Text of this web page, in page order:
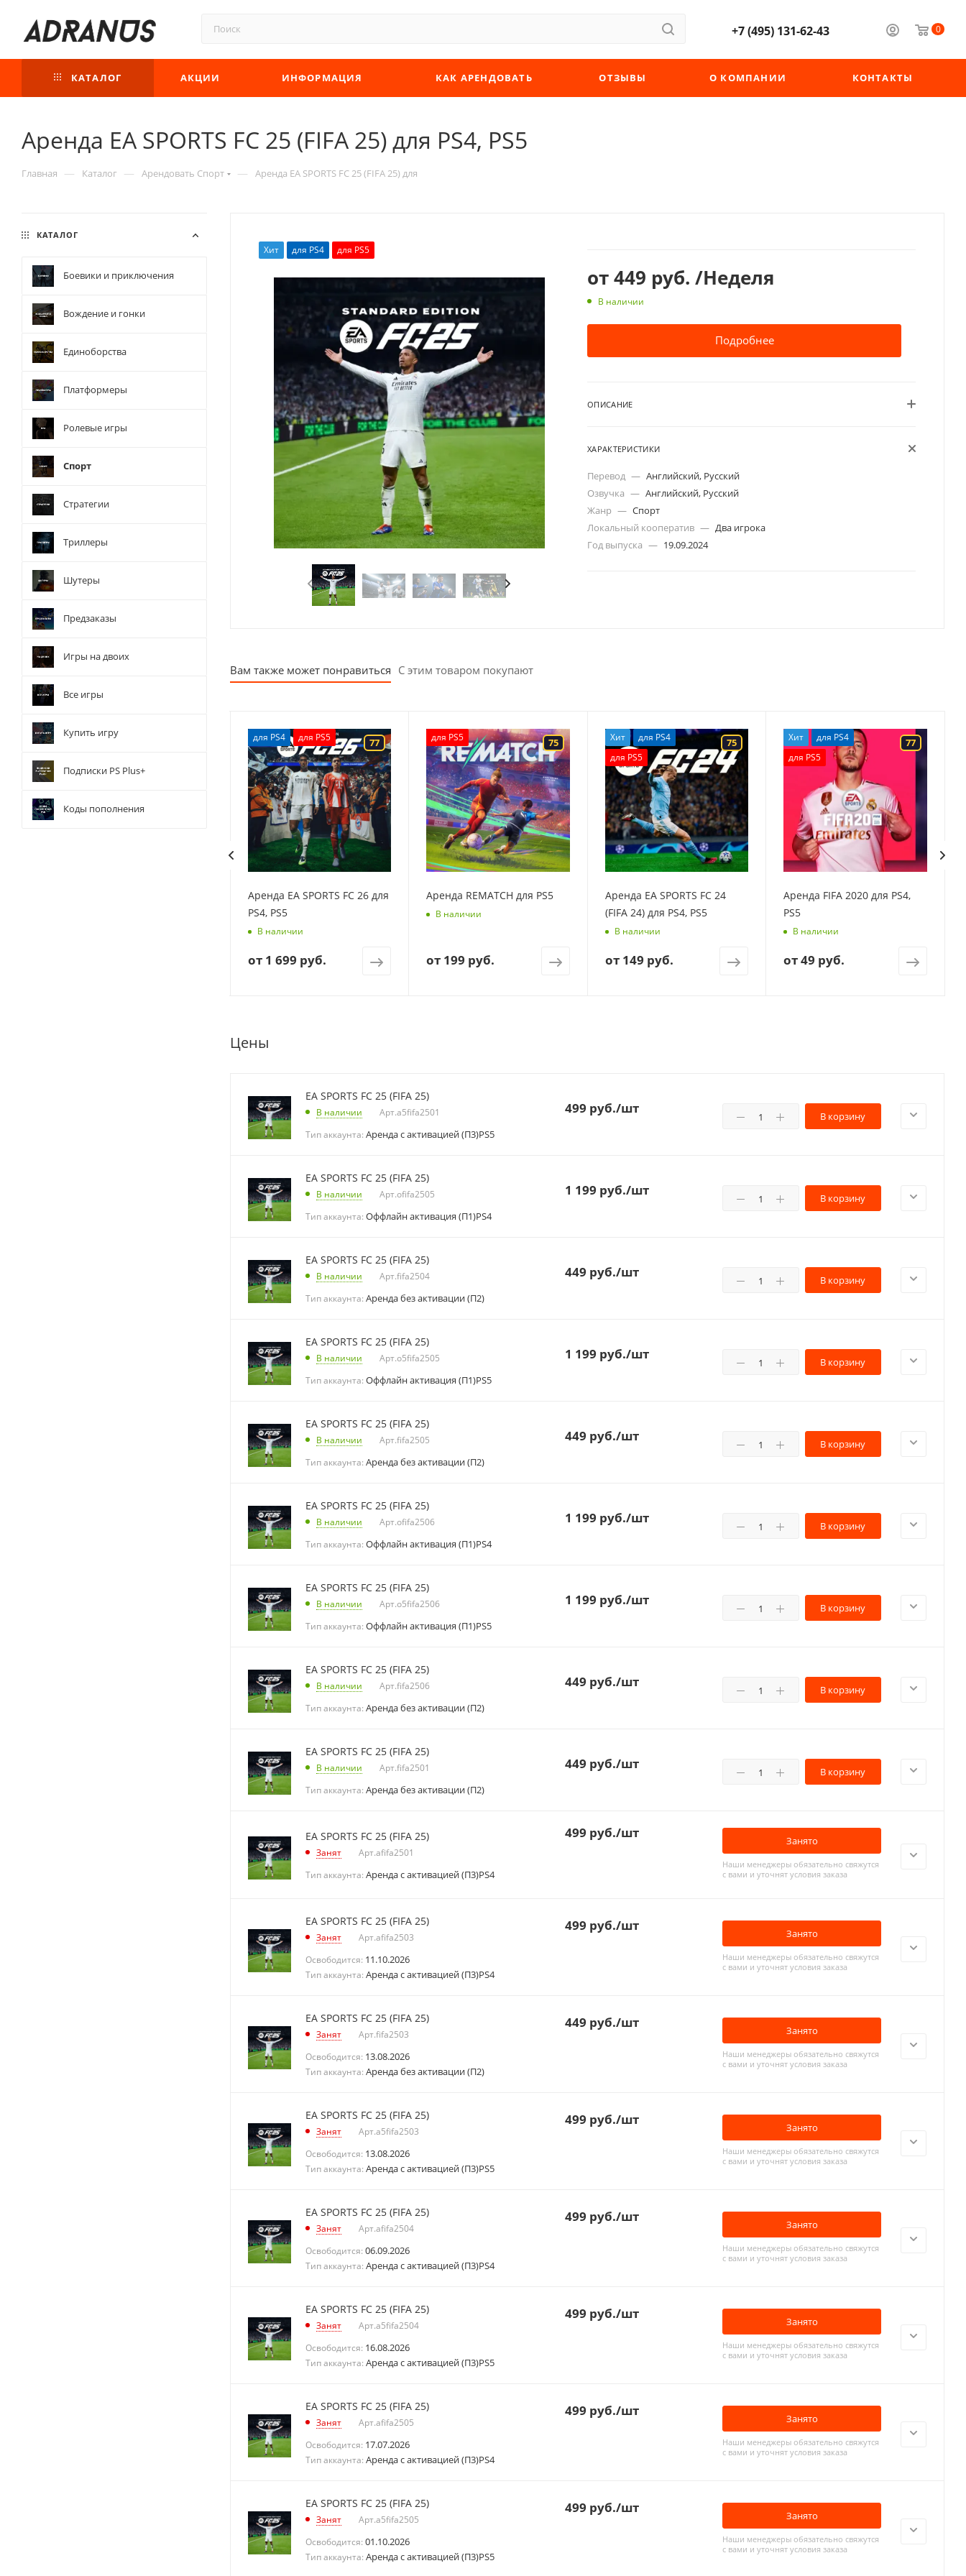
0
+7 (495) 131-62-43
КАТАЛОГ АКЦИИ ИНФОРМАЦИЯ КАК АРЕНДОВАТЬ ОТЗЫВЫ О КОМПАНИИ КОНТАКТЫ
Аренда EA SPORTS FC 25 (FIFA 25) для PS4, PS5
Главная — Каталог — Арендовать Спорт — Аренда EA SPORTS FC 25 (FIFA 25) для
Хит для PS4 для PS5
от449 руб. /Неделя
В наличии
Подробнее
ОПИСАНИЕ
ХАРАКТЕРИСТИКИ
Перевод — Английский, Русский
Озвучка — Английский, Русский
Жанр — Спорт
Локальный кооператив — Два игрока
Год выпуска — 19.09.2024
Вам также может понравиться С этим товаром покупают
Хит
для PS4
для PS4 для PS5 77
Аренда EA SPORTS FC 26 для
PS4, PS5
В наличии
от 1 699 руб.
для PS5 75
Аренда REMATCH для PS5
В наличии
от 199 руб.
Хит
для PS4
для PS5
75
Аренда EA SPORTS FC 24
(FIFA 24) для PS4, PS5
В наличии
от 149 руб.
Хит
для PS4
для PS5
77
Аренда FIFA 2020 для PS4,
PS5
В наличии
от49 руб.
Цены
EA SPORTS FC 25 (FIFA 25)
В наличии Арт.a5fifa2501
Тип аккаунта: Аренда с активацией (П3)PS5
499 руб./шт В корзину
EA SPORTS FC 25 (FIFA 25)
В наличии Арт.ofifa2505
Тип аккаунта: Оффлайн активация (П1)PS4
1 199 руб./шт В корзину
EA SPORTS FC 25 (FIFA 25)
В наличии Арт.fifa2504
Тип аккаунта: Аренда без активации (П2)
449 руб./шт В корзину
EA SPORTS FC 25 (FIFA 25)
В наличии Арт.o5fifa2505
Тип аккаунта: Оффлайн активация (П1)PS5
1 199 руб./шт В корзину
EA SPORTS FC 25 (FIFA 25)
В наличии Арт.fifa2505
Тип аккаунта: Аренда без активации (П2)
449 руб./шт В корзину
EA SPORTS FC 25 (FIFA 25)
В наличии Арт.ofifa2506
Тип аккаунта: Оффлайн активация (П1)PS4
1 199 руб./шт В корзину
EA SPORTS FC 25 (FIFA 25)
В наличии Арт.o5fifa2506
Тип аккаунта: Оффлайн активация (П1)PS5
1 199 руб./шт В корзину
EA SPORTS FC 25 (FIFA 25)
В наличии Арт.fifa2506
Тип аккаунта: Аренда без активации (П2)
449 руб./шт В корзину
EA SPORTS FC 25 (FIFA 25)
В наличии Арт.fifa2501
Тип аккаунта: Аренда без активации (П2)
449 руб./шт В корзину
EA SPORTS FC 25 (FIFA 25)
Занят Арт.afifa2501
Тип аккаунта: Аренда с активацией (П3)PS4
499 руб./шт Занято
Наши менеджеры обязательно свяжутся
с вами и уточнят условия заказа
EA SPORTS FC 25 (FIFA 25)
Занят Арт.afifa2503
Освободится: 11.10.2026
Тип аккаунта: Аренда с активацией (П3)PS4
499 руб./шт Занято
Наши менеджеры обязательно свяжутся
с вами и уточнят условия заказа
EA SPORTS FC 25 (FIFA 25)
Занят Арт.fifa2503
Освободится: 13.08.2026
Тип аккаунта: Аренда без активации (П2)
449 руб./шт Занято
Наши менеджеры обязательно свяжутся
с вами и уточнят условия заказа
EA SPORTS FC 25 (FIFA 25)
Занят Арт.a5fifa2503
Освободится: 13.08.2026
Тип аккаунта: Аренда с активацией (П3)PS5
499 руб./шт Занято
Наши менеджеры обязательно свяжутся
с вами и уточнят условия заказа
EA SPORTS FC 25 (FIFA 25)
Занят Арт.afifa2504
Освободится: 06.09.2026
Тип аккаунта: Аренда с активацией (П3)PS4
499 руб./шт Занято
Наши менеджеры обязательно свяжутся
с вами и уточнят условия заказа
EA SPORTS FC 25 (FIFA 25)
Занят Арт.a5fifa2504
Освободится: 16.08.2026
Тип аккаунта: Аренда с активацией (П3)PS5
499 руб./шт Занято
Наши менеджеры обязательно свяжутся
с вами и уточнят условия заказа
EA SPORTS FC 25 (FIFA 25)
Занят Арт.afifa2505
Освободится: 17.07.2026
Тип аккаунта: Аренда с активацией (П3)PS4
499 руб./шт Занято
Наши менеджеры обязательно свяжутся
с вами и уточнят условия заказа
EA SPORTS FC 25 (FIFA 25)
Занят Арт.a5fifa2505
Освободится: 01.10.2026
Тип аккаунта: Аренда с активацией (П3)PS5
499 руб./шт Занято
Наши менеджеры обязательно свяжутся
с вами и уточнят условия заказа
КАТАЛОГ
Боевики и приключения
Вождение и гонки
Единоборства
Платформеры
Ролевые игры
Спорт
Стратегии
Триллеры
Шутеры
Предзаказы
Игры на двоих
Все игры
Купить игру
Подписки PS Plus+
Коды пополнения